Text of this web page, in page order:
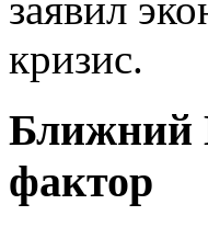
заявил
кризис.
Ближний
фактор